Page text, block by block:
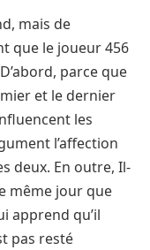
mais de
que le joueur 456
parce que
et le dernier
les
l’affection
deux. En outre, Il-
même jour que
apprend qu’il
pas resté